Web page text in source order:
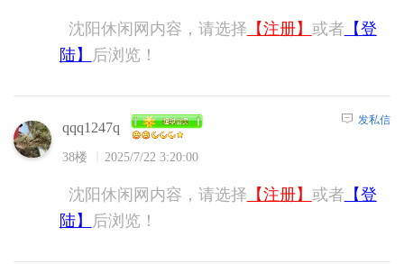
沈阳休闲网内容，请选择 【注册】 或者 【登
陆】
后浏览！
qqq1247q
38楼 2025/7/22 3:20:00
发私信
沈阳休闲网内容，请选择 【注册】 或者 【登
陆】
后浏览！